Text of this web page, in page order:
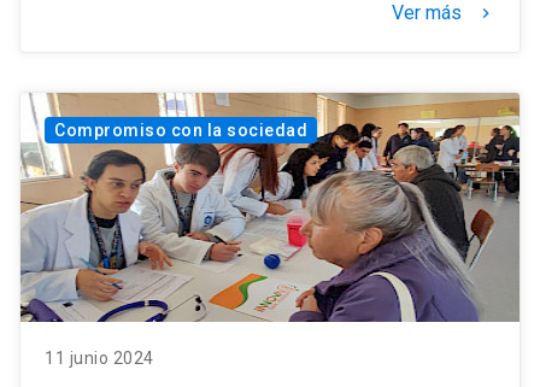
Ver más keyboard_arrow_right
Compromiso con la sociedad
11 junio 2024